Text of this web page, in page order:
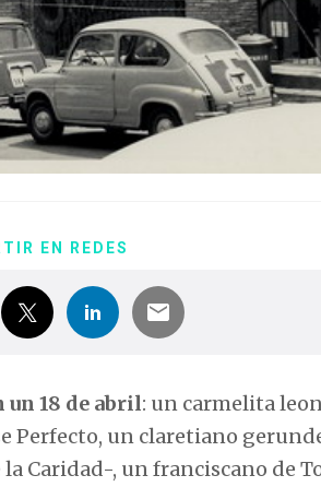
EN REDES
18 de abril: un carmelita
un claretiano
Caridad-, un franciscano de